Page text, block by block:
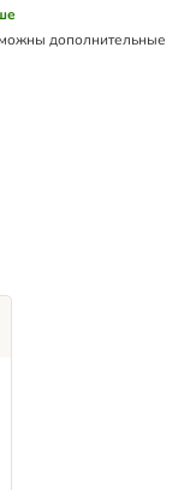
дополнительные